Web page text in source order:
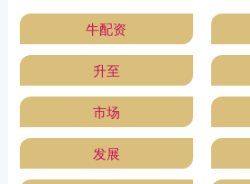
牛配资
升至
市场
发展